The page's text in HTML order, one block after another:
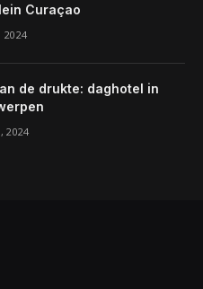
Curaçao
2024
de drukte: daghotel in
2024